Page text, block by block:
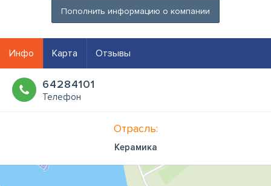
Пополнить информацию о компании
Инфо Карта Отзывы
64284101
Телефон
Отрасль:
Керамика